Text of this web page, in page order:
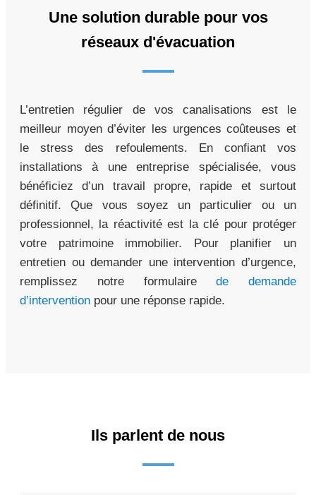
Une solution durable pour vos
réseaux d'évacuation
L’entretien régulier de vos canalisations est le
meilleur moyen d’éviter les urgences coûteuses et
le stress des refoulements. En confiant vos
installations à une entreprise spécialisée, vous
bénéficiez d’un travail propre, rapide et surtout
définitif. Que vous soyez un particulier ou un
professionnel, la réactivité est la clé pour protéger
votre patrimoine immobilier. Pour planifier un
entretien ou demander une intervention d’urgence,
remplissez notre formulairede demande
d’intervention pour une réponse rapide.
Ils parlent de nous